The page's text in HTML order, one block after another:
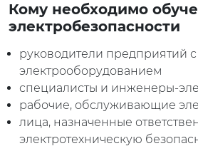
Кому необходимо
электробезопасности
руководители предприятий с
электрооборудованием
специалисты и инженеры-
рабочие, обслуживающие
лица, назначенные
электротехническую